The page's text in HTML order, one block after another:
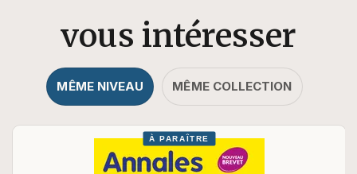
vous intéresser
MÊME NIVEAU MÊME COLLECTION
À PARAÎTRE